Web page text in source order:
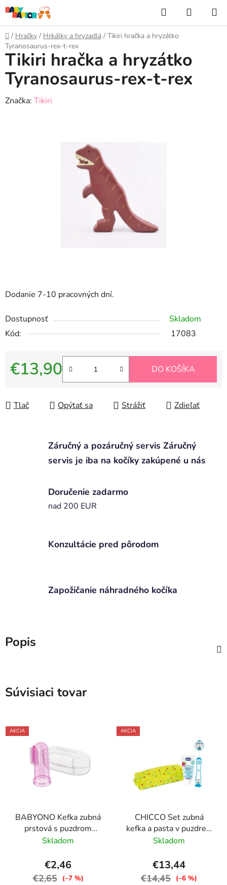
Prejsť
na
obsah
Hľadať
KOŠÍK
Domov
/ Hračky / Hrkálky a hryzadlá / Tikiri hračka a hryzátko
Tyranosaurus-rex-t-rex
Dodanie 7-10 pracovných dní.
Dostupnosť
Skladom
Kód:
17083
€13,90
Jednotková cena:
DO KOŠÍKA
Tlač Opýtať sa Strážiť Zdieľať
Tikiri hračka a hryzátko
Tyranosaurus-rex-t-rex
Značka: Tikiri
Záručný a pozáručný servis Záručný
servis je iba na kočíky zakúpené u nás
Doručenie zadarmo
nad 200 EUR
Konzultácie pred pôrodom
Zapožičanie náhradného kočíka
Popis
Súvisiaci tovar
AKCIA
BABYONO Kefka zubná
prstová s puzdrom
ružová
Skladom
€2,46
€2,65 (–7 %)
AKCIA
CHICCO Set zubná
kefka a pasta v puzdre -
Tiger, 3r+
Skladom
€13,44
€14,45 (–6 %)